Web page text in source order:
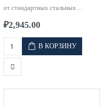
от стандартных стальных
фланцев, высокая стойкость к
коррозии и к воздействию
агрессивных сред.
₽2,945.00
В КОРЗИНУ